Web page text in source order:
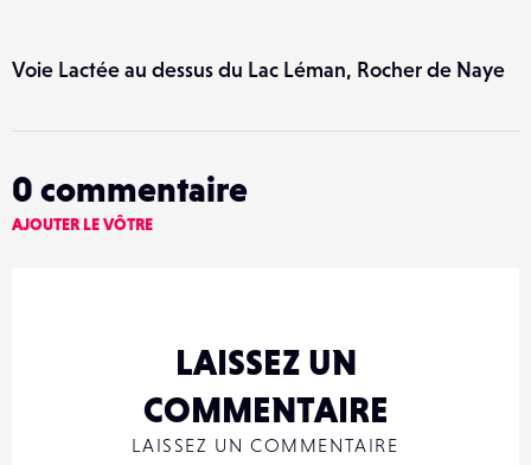
Voie Lactée au dessus du Lac Léman, Rocher de Naye
0 commentaire
AJOUTER LE VÔTRE
LAISSEZ UN
COMMENTAIRE
LAISSEZ UN COMMENTAIRE